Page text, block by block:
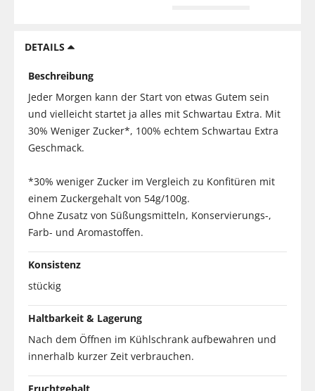
DETAILS
Beschreibung
Jeder Morgen kann der Start von etwas Gutem sein
und vielleicht startet ja alles mit Schwartau Extra. Mit
30% Weniger Zucker*, 100% echtem Schwartau Extra
Geschmack.
*30% weniger Zucker im Vergleich zu Konfitüren mit
einem Zuckergehalt von 54g/100g.
Ohne Zusatz von Süßungsmitteln, Konservierungs-,
Farb- und Aromastoffen.
Konsistenz
stückig
Haltbarkeit & Lagerung
Nach dem Öffnen im Kühlschrank aufbewahren und
innerhalb kurzer Zeit verbrauchen.